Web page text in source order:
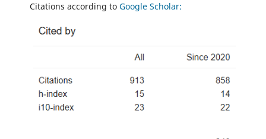
Citations according toGoogle Scholar: